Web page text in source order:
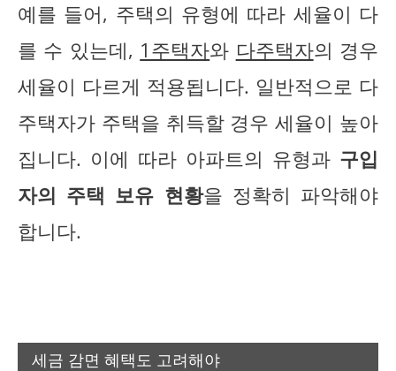
예를 들어, 주택의 유형에 따라 세율이 다
를 수 있는데, 1주택자와 다주택자의 경우
세율이 다르게 적용됩니다. 일반적으로 다
주택자가 주택을 취득할 경우 세율이 높아
집니다. 이에 따라 아파트의 유형과 구입
자의 주택 보유 현황을 정확히 파악해야
합니다.
세금 감면 혜택도 고려해야